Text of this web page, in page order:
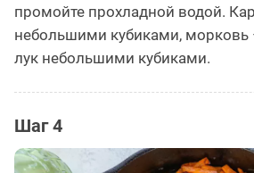
промойте прохладной водой.
небольшими кубиками, морковь
лук небольшими кубиками.
Шаг 4